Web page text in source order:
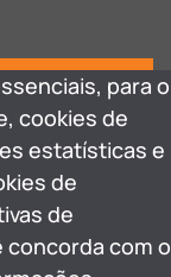
para o
cookies de
estatísticas e
de
de
concorda com o